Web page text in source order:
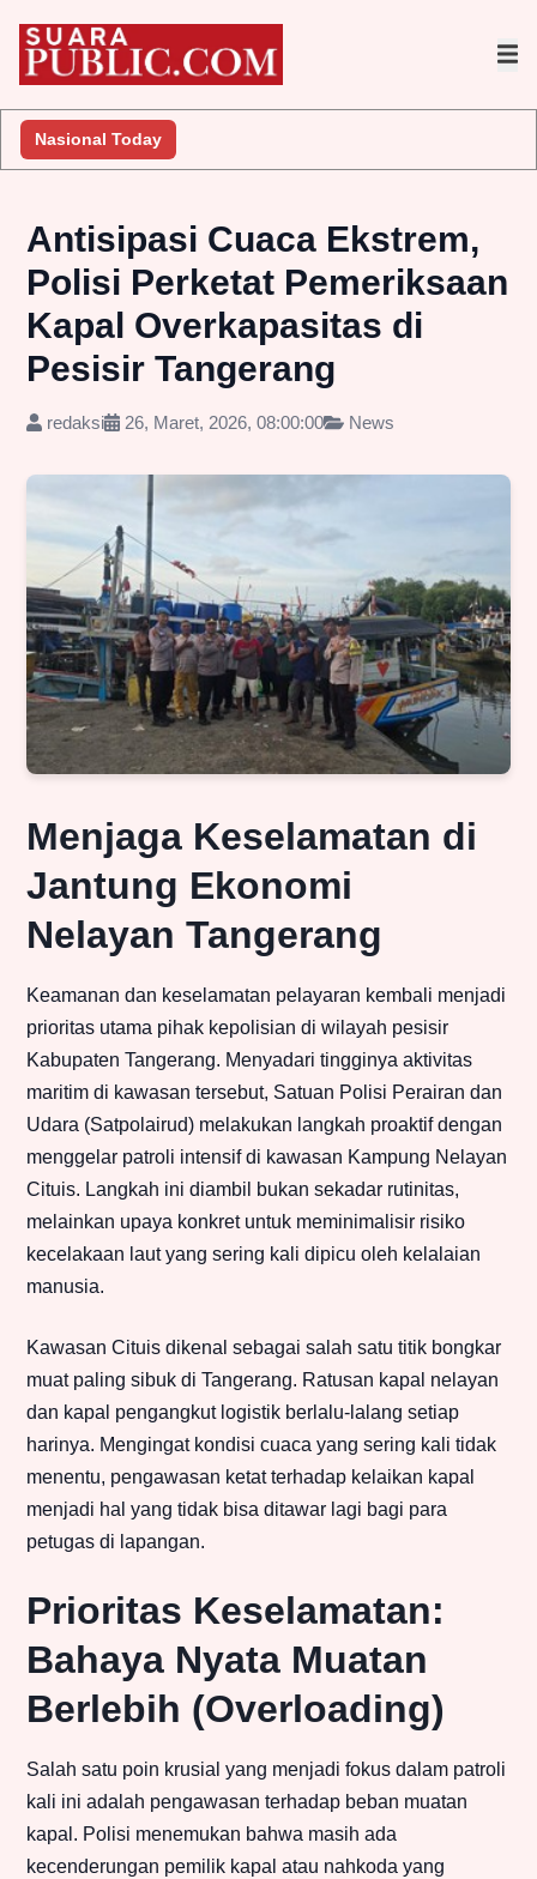
Nasional Today
Antisipasi Cuaca Ekstrem,
Polisi Perketat Pemeriksaan
Kapal Overkapasitas di
Pesisir Tangerang
redaksi 26, Maret, 2026, 08:00:00 News
Menjaga Keselamatan di
Jantung Ekonomi
Nelayan Tangerang
Keamanan dan keselamatan pelayaran kembali menjadi
prioritas utama pihak kepolisian di wilayah pesisir
Kabupaten Tangerang. Menyadari tingginya aktivitas
maritim di kawasan tersebut, Satuan Polisi Perairan dan
Udara (Satpolairud) melakukan langkah proaktif dengan
menggelar patroli intensif di kawasan Kampung Nelayan
Cituis. Langkah ini diambil bukan sekadar rutinitas,
melainkan upaya konkret untuk meminimalisir risiko
kecelakaan laut yang sering kali dipicu oleh kelalaian
manusia.
Kawasan Cituis dikenal sebagai salah satu titik bongkar
muat paling sibuk di Tangerang. Ratusan kapal nelayan
dan kapal pengangkut logistik berlalu-lalang setiap
harinya. Mengingat kondisi cuaca yang sering kali tidak
menentu, pengawasan ketat terhadap kelaikan kapal
menjadi hal yang tidak bisa ditawar lagi bagi para
petugas di lapangan.
Prioritas Keselamatan:
Bahaya Nyata Muatan
Berlebih (Overloading)
Salah satu poin krusial yang menjadi fokus dalam patroli
kali ini adalah pengawasan terhadap beban muatan
kapal. Polisi menemukan bahwa masih ada
kecenderungan pemilik kapal atau nahkoda yang